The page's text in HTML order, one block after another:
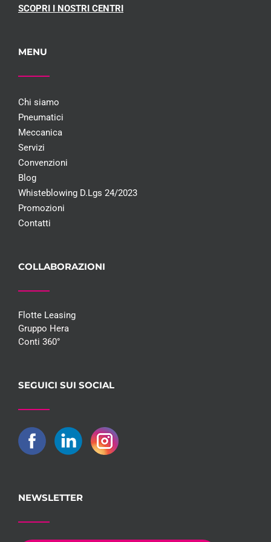
SCOPRI I NOSTRI CENTRI
MENU
Chi siamo
Pneumatici
Meccanica
Servizi
Convenzioni
Blog
Whisteblowing D.Lgs 24/2023
Promozioni
Contatti
COLLABORAZIONI
Flotte Leasing
Gruppo Hera
Conti 360°
SEGUICI SUI SOCIAL
NEWSLETTER